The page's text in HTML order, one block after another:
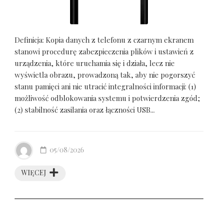
Definicja: Kopia danych z telefonu z czarnym ekranem
stanowi procedurę zabezpieczenia plików i ustawień z
urządzenia, które uruchamia się i działa, lecz nie
wyświetla obrazu, prowadzoną tak, aby nie pogorszyć
stanu pamięci ani nie utracić integralności informacji: (1)
możliwość odblokowania systemu i potwierdzenia zgód;
(2) stabilność zasilania oraz łączności USB...
WIĘCEJ
05/08/2026